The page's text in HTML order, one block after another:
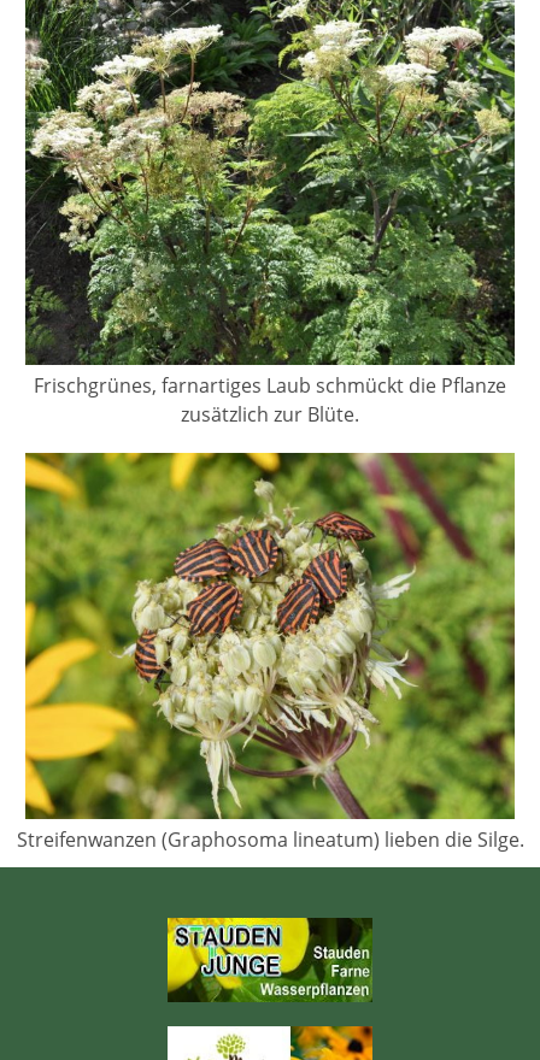
Frischgrünes, farnartiges Laub schmückt die Pflanze
zusätzlich zur Blüte.
Streifenwanzen (Graphosoma lineatum) lieben die Silge.